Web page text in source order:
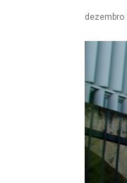
dezembro